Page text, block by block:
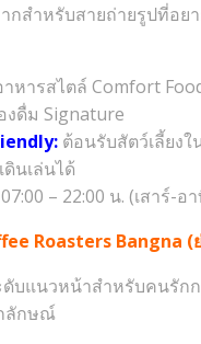
กสำหรับสายถ่ายรูปที่อย
าหารสไตล์ Comfort
งดื่ม Signature
ต้อนรับสัตว์เลี้ยง
นเล่นได้
07:00 – 22:00 น. (เสาร์-
Roasters Bangna (
บแนวหน้าสำหรับคนรัก
ลักษณ์